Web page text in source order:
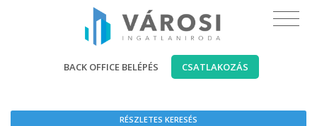
BACK OFFICE BELÉPÉS CSATLAKOZÁS
RÉSZLETES KERESÉS